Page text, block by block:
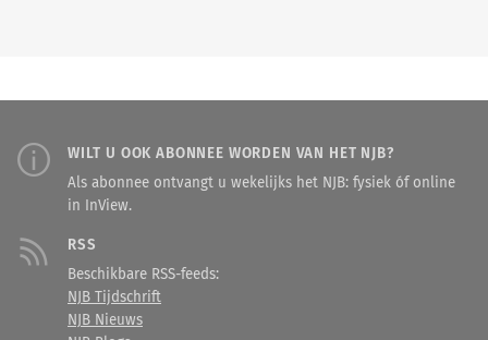
WILT U OOK ABONNEE WORDEN VAN HET NJB?
Als abonnee ontvangt u wekelijks het NJB: fysiek óf online
in InView.
RSS
Beschikbare RSS-feeds:
NJB Tijdschrift
NJB Nieuws